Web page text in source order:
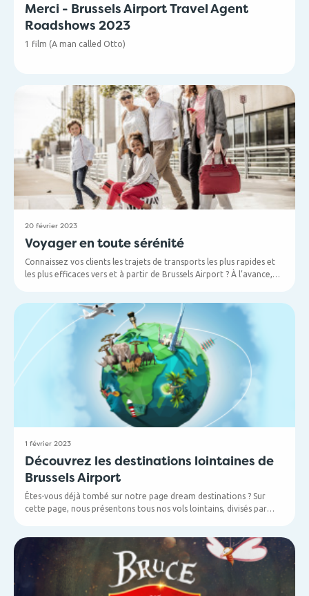
Merci - Brussels Airport Travel Agent
Roadshows 2023
1 film (A man called Otto)
43 compagnies aériennes (+ notre nouveau partenaire Flibco)
634 agents de voyage et autant de pop-corn et de boissons
20 février 2023
Voyager en toute sérénité
Connaissez vos clients les trajets de transports les plus rapides et
les plus efficaces vers et à partir de Brussels Airport ? À l’avance,
sur l'aéroport et ses services ? Alors n'hésitez pas à consulter
notre blog !
1 février 2023
Découvrez les destinations lointaines de
Brussels Airport
Êtes-vous déjà tombé sur notre page dream destinations ? Sur
cette page, nous présentons tous nos vols lointains, divisés par
lointaines de Brussels Airport ? Pas de soucis ! Nous vous
accompagnerons avec plaisir dans un voyage de découverte (en
ligne).